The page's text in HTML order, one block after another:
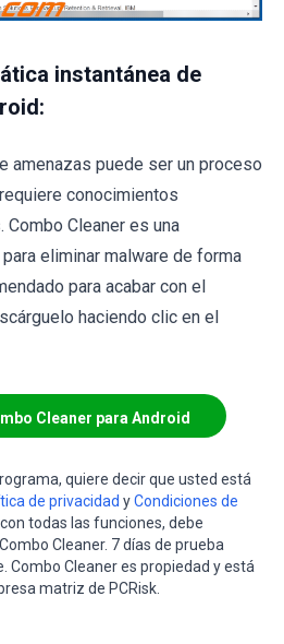
instantánea de
amenazas puede ser un proceso
conocimientos
Cleaner es una
eliminar malware de forma
para acabar con el
haciendo clic en el
Cleaner para Android
quiere decir que usted está
de privacidad yCondiciones de
todas las funciones, debe
Cleaner. 7 días de prueba
Combo Cleaner es propiedad y está
matriz de PCRisk.